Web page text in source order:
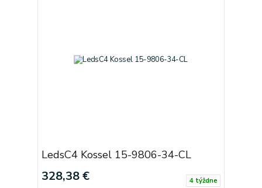
LedsC4 Kossel 15-9806-34-CL
328,38 € 4 týždne